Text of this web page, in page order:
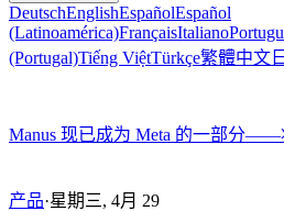
DeutschEnglishEspañolEspañol
(Latinoamérica)FrançaisItaliano
(Portugal)Tiếng ViệtTürkçe繁體中文
Manus 现已成为 Meta 的一部分
产品·星期三, 4月 29